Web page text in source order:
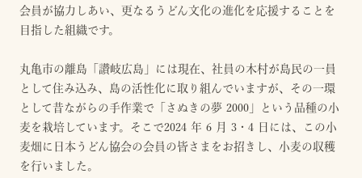
会員が協力しあい、更なるうどん文化の進化を応援することを
目指した組織です。
丸亀市の離島「讃岐広島」には現在、社員の木村が島民の一員
として住み込み、島の活性化に取り組んでいますが、その一環
として昔ながらの手作業で「さぬきの夢 2000」という品種の小
麦を栽培しています。そこで2024 年 6 月 3・4 日には、この小
麦畑に日本うどん協会の会員の皆さまをお招きし、小麦の収穫
を行いました。